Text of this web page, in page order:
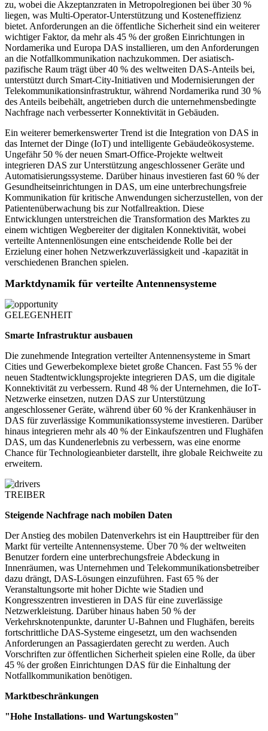
zu, wobei die Akzeptanzraten in Metropolregionen bei über 30 %
liegen, was Multi-Operator-Unterstützung und Kosteneffizienz
bietet. Anforderungen an die öffentliche Sicherheit sind ein weiterer
wichtiger Faktor, da mehr als 45 % der großen Einrichtungen in
Nordamerika und Europa DAS installieren, um den Anforderungen
an die Notfallkommunikation nachzukommen. Der asiatisch-
pazifische Raum trägt über 40 % des weltweiten DAS-Anteils bei,
unterstützt durch Smart-City-Initiativen und Modernisierungen der
Telekommunikationsinfrastruktur, während Nordamerika rund 30 %
des Anteils beibehält, angetrieben durch die unternehmensbedingte
Nachfrage nach verbesserter Konnektivität in Gebäuden.
Ein weiterer bemerkenswerter Trend ist die Integration von DAS in
das Internet der Dinge (IoT) und intelligente Gebäudeökosysteme.
Ungefähr 50 % der neuen Smart-Office-Projekte weltweit
integrieren DAS zur Unterstützung angeschlossener Geräte und
Automatisierungssysteme. Darüber hinaus investieren fast 60 % der
Gesundheitseinrichtungen in DAS, um eine unterbrechungsfreie
Kommunikation für kritische Anwendungen sicherzustellen, von der
Patientenüberwachung bis zur Notfallreaktion. Diese
Entwicklungen unterstreichen die Transformation des Marktes zu
einem wichtigen Wegbereiter der digitalen Konnektivität, wobei
verteilte Antennenlösungen eine entscheidende Rolle bei der
Erzielung einer hohen Netzwerkzuverlässigkeit und -kapazität in
verschiedenen Branchen spielen.
Marktdynamik für verteilte Antennensysteme
GELEGENHEIT
Smarte Infrastruktur ausbauen
Die zunehmende Integration verteilter Antennensysteme in Smart
Cities und Gewerbekomplexe bietet große Chancen. Fast 55 % der
neuen Stadtentwicklungsprojekte integrieren DAS, um die digitale
Konnektivität zu verbessern. Rund 48 % der Unternehmen, die IoT-
Netzwerke einsetzen, nutzen DAS zur Unterstützung
angeschlossener Geräte, während über 60 % der Krankenhäuser in
DAS für zuverlässige Kommunikationssysteme investieren. Darüber
hinaus integrieren mehr als 40 % der Einkaufszentren und Flughäfen
DAS, um das Kundenerlebnis zu verbessern, was eine enorme
Chance für Technologieanbieter darstellt, ihre globale Reichweite zu
erweitern.
TREIBER
Steigende Nachfrage nach mobilen Daten
Der Anstieg des mobilen Datenverkehrs ist ein Haupttreiber für den
Markt für verteilte Antennensysteme. Über 70 % der weltweiten
Benutzer fordern eine unterbrechungsfreie Abdeckung in
Innenräumen, was Unternehmen und Telekommunikationsbetreiber
dazu drängt, DAS-Lösungen einzuführen. Fast 65 % der
Veranstaltungsorte mit hoher Dichte wie Stadien und
Kongresszentren investieren in DAS für eine zuverlässige
Netzwerkleistung. Darüber hinaus haben 50 % der
Verkehrsknotenpunkte, darunter U-Bahnen und Flughäfen, bereits
fortschrittliche DAS-Systeme eingesetzt, um den wachsenden
Anforderungen an Passagierdaten gerecht zu werden. Auch
Vorschriften zur öffentlichen Sicherheit spielen eine Rolle, da über
45 % der großen Einrichtungen DAS für die Einhaltung der
Notfallkommunikation benötigen.
Marktbeschränkungen
"Hohe Installations- und Wartungskosten"